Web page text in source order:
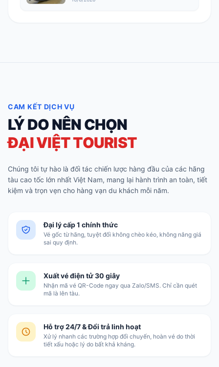
CAM KẾT DỊCH VỤ
LÝ DO NÊN CHỌN
ĐẠI VIỆT TOURIST
Chúng tôi tự hào là đối tác chiến lược hàng đầu của các hãng
tàu cao tốc lớn nhất Việt Nam, mang lại hành trình an toàn, tiết
kiệm và trọn vẹn cho hàng vạn du khách mỗi năm.
Đại lý cấp 1 chính thức
Vé gốc từ hãng, tuyệt đối không chèo kéo, không nâng giá
sai quy định.
Xuất vé điện tử 30 giây
Nhận mã vé QR-Code ngay qua Zalo/SMS. Chỉ cần quét
mã là lên tàu.
Hỗ trợ 24/7 & Đổi trả linh hoạt
Xử lý nhanh các trường hợp đổi chuyến, hoàn vé do thời
tiết xấu hoặc lý do bất khả kháng.